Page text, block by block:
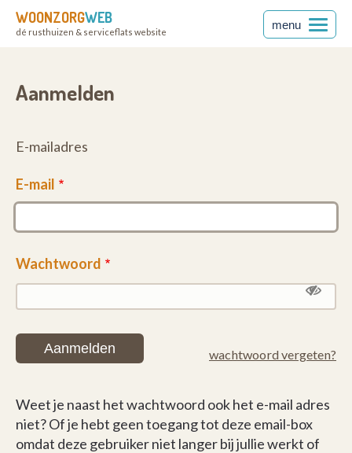
WOONZORGWEB
dé rusthuizen & serviceflats website
menu
Aanmelden
E-mailadres
E-mail
Wachtwoord
wachtwoord vergeten?
Weet je naast het wachtwoord ook het e-mail adres
niet? Of je hebt geen toegang tot deze email-box
omdat deze gebruiker niet langer bij jullie werkt of